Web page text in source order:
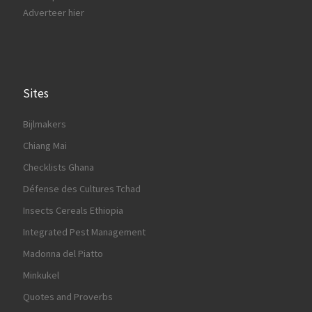
Adverteer hier
Sites
Bijlmakers
Chiang Mai
Checklists Ghana
Défense des Cultures Tchad
Insects Cereals Ethiopia
Integrated Pest Management
Madonna del Piatto
Minkukel
Quotes and Proverbs